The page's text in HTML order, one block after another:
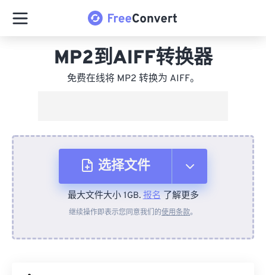
MP2到AIFF转换器
免费在线将 MP2 转换为 AIFF。
选择文件
从设备
最大文件大小 1GB.报名了解更多
继续操作即表示您同意我们的使用条款。